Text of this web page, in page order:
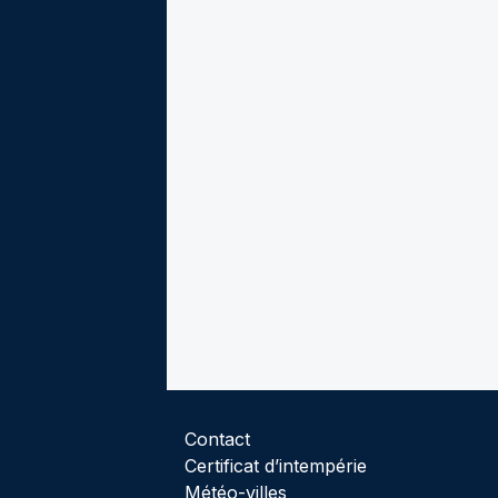
Contact
Certificat d’intempérie
Météo-villes